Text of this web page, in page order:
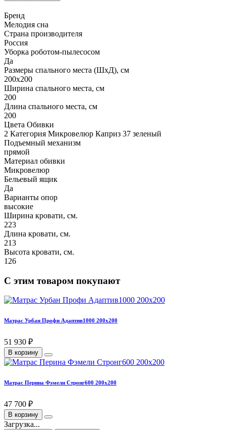
Бренд
Мелодия сна
Страна производителя
Россия
Уборка роботом-пылесосом
Да
Размеры спального места (ШхД), см
200х200
Ширина спального места, см
200
Длина спального места, см
200
Цвета Обивки
2 Категория Микровелюр Каприз 37 зеленый
Подъемный механизм
прямой
Материал обивки
Микровелюр
Бельевый ящик
Да
Варианты опор
высокие
Ширина кровати, см.
223
Длина кровати, см.
213
Высота кровати, см.
126
С этим товаром покупают
Матрас Урбан Профи Адаптив1000 200х200
51 930 ₽
В корзину
Матрас Перина Фэмели Стронг600 200х200
47 700 ₽
В корзину
Загрузка...